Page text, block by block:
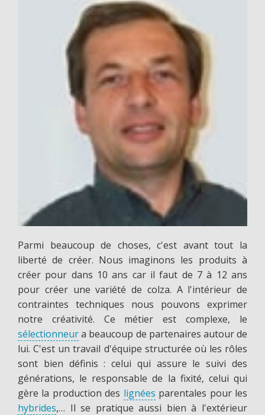
Parmi beaucoup de choses, c'est avant tout la
liberté de créer. Nous imaginons les produits à
créer pour dans 10 ans car il faut de 7 à 12 ans
pour créer une variété de colza. A l'intérieur de
contraintes techniques nous pouvons exprimer
notre créativité. Ce métier est complexe, le
sélectionneura beaucoup de partenaires autour de
lui. C'est un travail d'équipe structurée où les rôles
sont bien définis : celui qui assure le suivi des
générations, le responsable de la fixité, celui qui
gère la production des lignées parentales pour les
hybrides,… Il se pratique aussi bien à l'extérieur